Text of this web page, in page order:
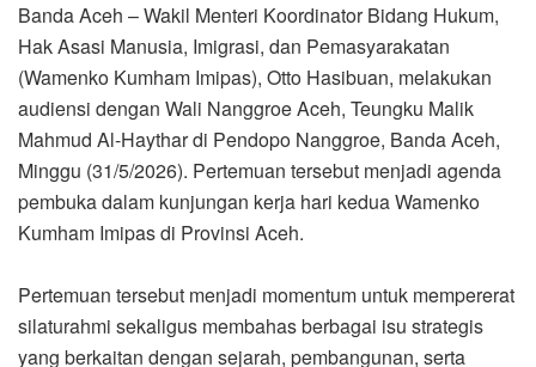
c
e
b
o
o
k
i
t
t
e
r
a
t
s
A
p
p
n
e
l
e
g
r
a
m
a
i
l
a
r
e
Banda Aceh – Wakil Menteri Koordinator Bidang Hukum,
Hak Asasi Manusia, Imigrasi, dan Pemasyarakatan
(Wamenko Kumham Imipas), Otto Hasibuan, melakukan
audiensi dengan Wali Nanggroe Aceh, Teungku Malik
Mahmud Al-Haythar di Pendopo Nanggroe, Banda Aceh,
Minggu (31/5/2026). Pertemuan tersebut menjadi agenda
pembuka dalam kunjungan kerja hari kedua Wamenko
Kumham Imipas di Provinsi Aceh.
‎Pertemuan tersebut menjadi momentum untuk mempererat
silaturahmi sekaligus membahas berbagai isu strategis
yang berkaitan dengan sejarah, pembangunan, serta